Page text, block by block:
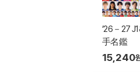
’26－27
手名鑑
15,240